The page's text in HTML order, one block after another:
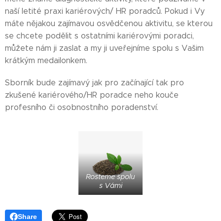
naší letité praxi kariérových/ HR poradců. Pokud i Vy
máte nějakou zajímavou osvědčenou aktivitu, se kterou
se chcete podělit s ostatními kariérovými poradci,
můžete nám ji zaslat a my ji uveřejníme spolu s Vašim
krátkým medailonkem.
Sborník bude zajímavý jak pro začínající tak pro
zkušené kariérového/HR poradce neho kouče
profesního či osobnostního poradenství.
Rosteme spolu
s Vámi
Share